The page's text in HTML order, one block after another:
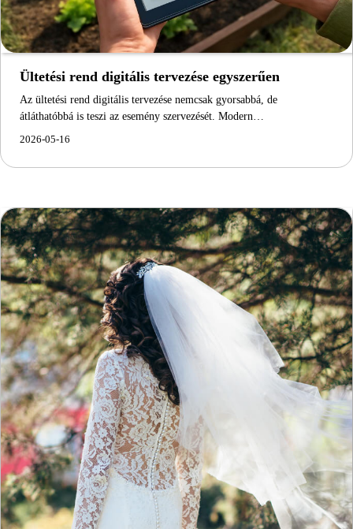
Ültetési rend digitális tervezése egyszerűen
Az ültetési rend digitális tervezése nemcsak gyorsabbá, de
átláthatóbbá is teszi az esemény szervezését. Modern…
2026-05-16